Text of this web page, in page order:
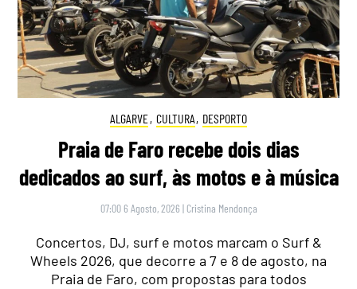
ALGARVE, CULTURA, DESPORTO
Praia de Faro recebe dois dias
dedicados ao surf, às motos e à música
07:00 6 Agosto, 2026 | Cristina Mendonça
Concertos, DJ, surf e motos marcam o Surf &
Wheels 2026, que decorre a 7 e 8 de agosto, na
Praia de Faro, com propostas para todos